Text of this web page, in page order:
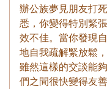
辦公族夢見朋友打
悉，你變得特別緊
效不佳。當你發現
地自我疏解緊放鬆
雖然這樣的交談能
們之間很快變得友